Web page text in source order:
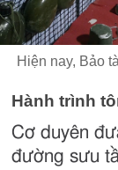
Hiện nay, Bảo
Hành trình
Cơ duyên
đường sưu